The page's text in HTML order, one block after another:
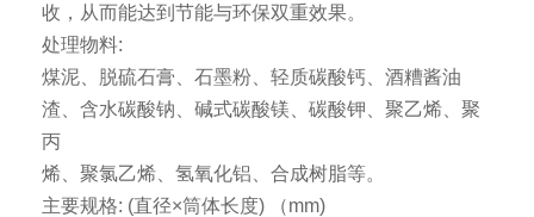
收，从而能达到节能与环保双重效果。
处理物料:
煤泥、脱硫石膏、石墨粉、轻质碳酸钙、酒糟酱油
渣、含水碳酸钠、碱式碳酸镁、碳酸钾、聚乙烯、聚
丙
烯、聚氯乙烯、氢氧化铝、合成树脂等。
主要规格: (直径×筒体长度) （mm)